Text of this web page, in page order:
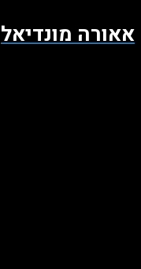
אאורה מונדיאל